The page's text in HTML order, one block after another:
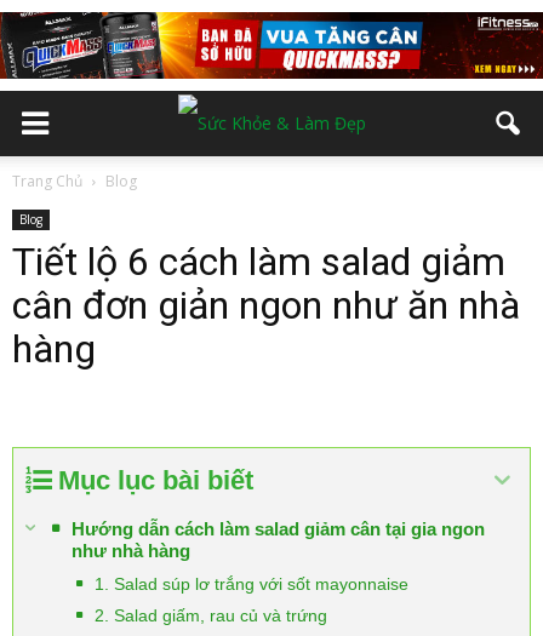
Trang Chủ Blog
Blog
Tiết lộ 6 cách làm salad giảm
cân đơn giản ngon như ăn nhà
hàng
Mục lục bài biết
Hướng dẫn cách làm salad giảm cân tại gia ngon
như nhà hàng
1. Salad súp lơ trắng với sốt mayonnaise
2. Salad giấm, rau củ và trứng